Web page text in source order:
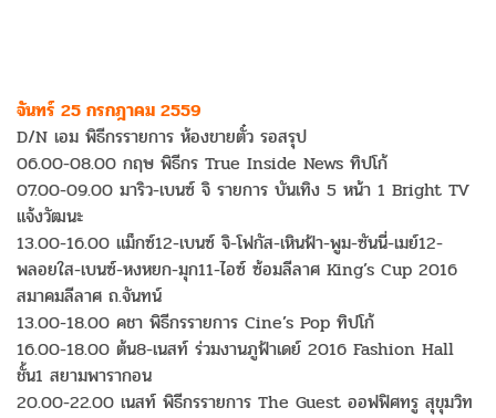
จันทร์ 25 กรกฎาคม 2559
D/N เอม พิธีกรรายการ ห้องขายตั๋ว รอสรุป
06.00-08.00 กฤษ พิธีกร True Inside News ทิปโก้
07.00-09.00 มาริว-เบนซ์ จิ รายการ บันเทิง 5 หน้า 1 Bright TV
แจ้งวัฒนะ
13.00-16.00 แม็กซ์12-เบนซ์ จิ-โฟกัส-เหินฟ้า-พูม-ซันนี่-เมย์12-
พลอยใส-เบนซ์-หงหยก-มุก11-ไอซ์ ซ้อมลีลาศ King’s Cup 2016
สมาคมลีลาศ ถ.จันทน์
13.00-18.00 คชา พิธีกรรายการ Cine’s Pop ทิปโก้
16.00-18.00 ต้น8-เนสท์ ร่วมงานภูฟ้าเดย์ 2016 Fashion Hall
ชั้น1 สยามพารากอน
20.00-22.00 เนสท์ พิธีกรรายการ The Guest ออฟฟิศทรู สุขุมวิท